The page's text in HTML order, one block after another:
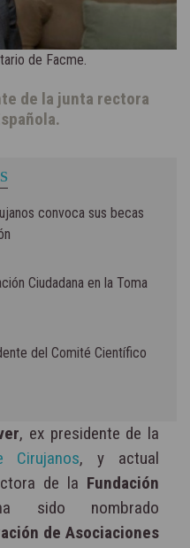
de Facme.
de la junta rectora
convoca sus becas
Ciudadana en la Toma
del Comité Científico
, ex presidente de la
Cirujanos, y actual
de la Fundación
sido nombrado
de Asociaciones